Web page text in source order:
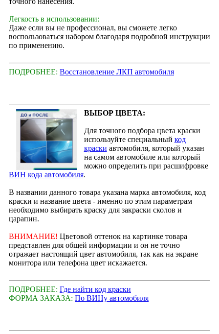
Легкость в использовании:
Даже если вы не профессионал, вы сможете легко
воспользоваться набором благодаря подробной инструкции
по применению.
ПОДРОБНЕЕ: Восстановление ЛКП автомобиля
ВЫБОР ЦВЕТА:
Для точного подбора цвета краски
используйте специальный код
краски автомобиля, который указан
на самом автомобиле или который
можно определить при расшифровке
ВИН кода автомобиля.
В названии данного товара указана марка автомобиля, код
краски и название цвета - именно по этим параметрам
необходимо выбирать краску для закраски сколов и
царапин.
ВНИМАНИЕ! Цветовой оттенок на картинке товара
представлен для общей информации и он не точно
отражает настоящий цвет автомобиля, так как на экране
монитора или телефона цвет искажается.
ПОДРОБНЕЕ: Где найти код краски
ФОРМА ЗАКАЗА: По ВИНу автомобиля